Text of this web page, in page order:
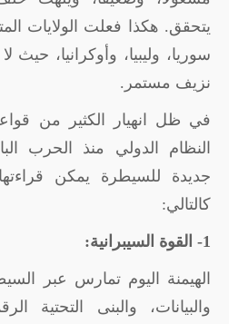
يتحقق. هكذا فعلت الولايات
سوريا، وليبيا، وأوكرانيا،
نزيف مستمر.
في ظل انهيار الكثير من
النظام الدولي منذ الحرب
جديدة للسيطرة يمكن
كالتالي:
1- القوة السيبرانية:
الهيمنة اليوم تمارس عبر
والبيانات، والبنى التحتية